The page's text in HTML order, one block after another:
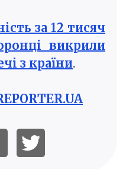
за 12 тисяч
викрили
з країни.